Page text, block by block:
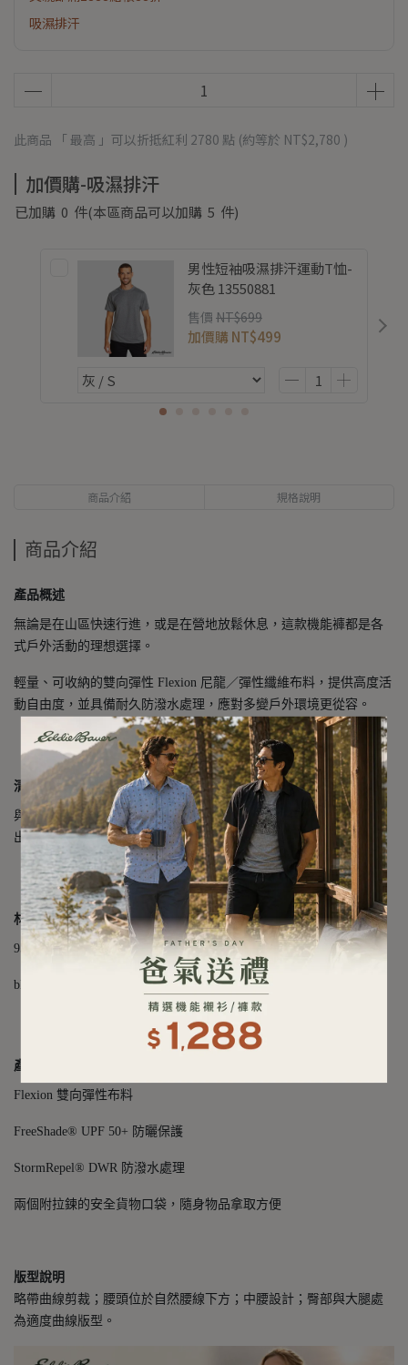
吸濕排汗
此商品 「 最高 」可以折抵紅利 2780 點 (約等於 NT$2,780 )
加價購-吸濕排汗
已加購 0 件(本區商品可以加購 5 件)
男性短袖吸濕排汗運動T恤-
灰色 13550881
售價 NT$699
加價購 NT$499
商品介紹 規格說明
商品介紹
產品概述
無論是在山區快速行進，或是在營地放鬆休息，這款機能褲都是各
式戶外活動的理想選擇。
輕量、可收納的雙向彈性 Flexion 尼龍／彈性纖維布料，提供高度活
動自由度，並具備耐久防潑水處理，應對多變戶外環境更從容。
清潔保養方式
與同色衣物冷水柔洗，不可漂白或使用柔軟精。低溫烘乾，立即取
出。可低溫整燙，不可乾洗。
材質成分
95% 尼龍、5% 彈性纖維
bluesign® 認證布料
產品細節
Flexion 雙向彈性布料
FreeShade® UPF 50+ 防曬保護
StormRepel® DWR 防潑水處理
兩個附拉鍊的安全貨物口袋，隨身物品拿取方便
版型說明
略帶曲線剪裁；腰頭位於自然腰線下方；中腰設計；臀部與大腿處
為適度曲線版型。